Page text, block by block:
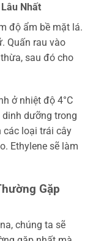
Nhất
độ ẩm bề mặt lá.
Quấn rau vào
sau đó cho
ở nhiệt độ 4°C
dưỡng trong
các loại trái cây
Ethylene sẽ làm
Gặp
chúng ta sẽ